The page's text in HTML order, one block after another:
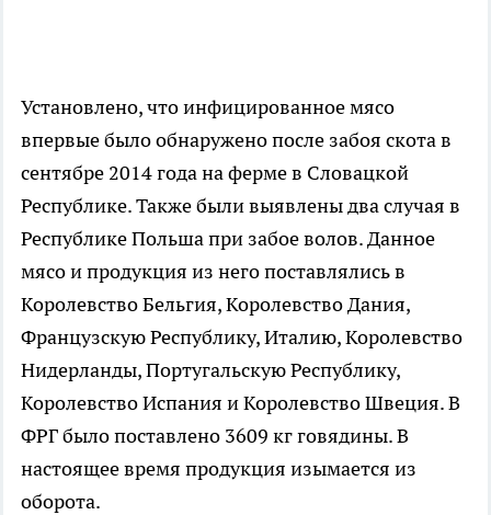
Установлено, что инфицированное мясо
впервые было обнаружено после забоя скота в
сентябре 2014 года на ферме в Словацкой
Республике. Также были выявлены два случая в
Республике Польша при забое волов. Данное
мясо и продукция из него поставлялись в
Королевство Бельгия, Королевство Дания,
Французскую Республику, Италию, Королевство
Нидерланды, Португальскую Республику,
Королевство Испания и Королевство Швеция. В
ФРГ было поставлено 3609 кг говядины. В
настоящее время продукция изымается из
оборота.